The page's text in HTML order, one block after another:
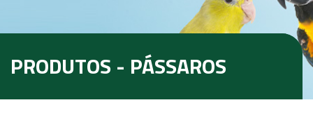
PRODUTOS - PÁSSAROS